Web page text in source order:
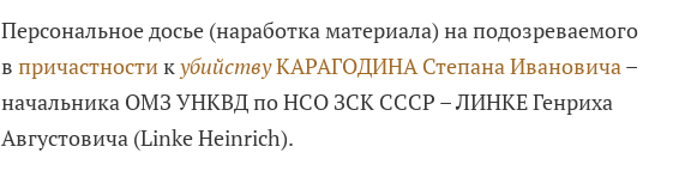
Персональное досье (наработка материала) на подозреваемого
в причастностикубийствуКАРАГОДИНА Степана Ивановича–
начальника ОМЗ УНКВД по НСО ЗСК СССР – ЛИНКЕ Генриха
Августовича (Linke Heinrich).